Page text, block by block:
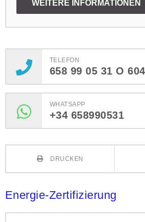
TELEFON
658 99 05 31 O
WHATSAPP
+34 658990531
DRUCKEN
Energie-Zertifizierung